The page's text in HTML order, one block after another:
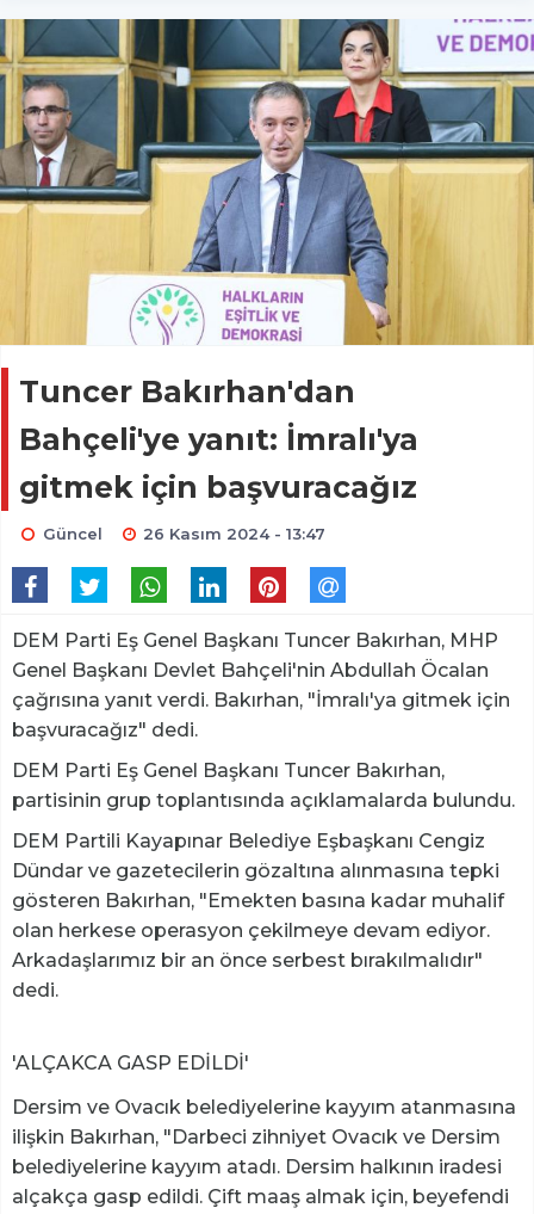
Tuncer Bakırhan'dan
Bahçeli'ye yanıt: İmralı'ya
gitmek için başvuracağız
Güncel 26 Kasım 2024 - 13:47
DEM Parti Eş Genel Başkanı Tuncer Bakırhan, MHP
Genel Başkanı Devlet Bahçeli'nin Abdullah Öcalan
çağrısına yanıt verdi. Bakırhan, "İmralı'ya gitmek için
başvuracağız" dedi.
DEM Parti Eş Genel Başkanı Tuncer Bakırhan,
partisinin grup toplantısında açıklamalarda bulundu.
DEM Partili Kayapınar Belediye Eşbaşkanı Cengiz
Dündar ve gazetecilerin gözaltına alınmasına tepki
gösteren Bakırhan, "Emekten basına kadar muhalif
olan herkese operasyon çekilmeye devam ediyor.
Arkadaşlarımız bir an önce serbest bırakılmalıdır"
dedi.
'ALÇAKCA GASP EDİLDİ'
Dersim ve Ovacık belediyelerine kayyım atanmasına
ilişkin Bakırhan, "Darbeci zihniyet Ovacık ve Dersim
belediyelerine kayyım atadı. Dersim halkının iradesi
alçakça gasp edildi. Çift maaş almak için, beyefendi